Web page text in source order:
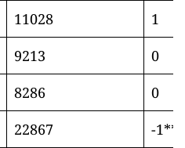
11028
1
9213
0
8286
0
22867
-1**